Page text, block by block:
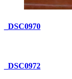
_DSC0970
_DSC0972